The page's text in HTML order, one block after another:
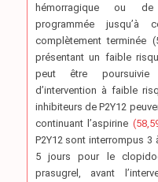
hémorragique ou de
programmée
complètement terminée
présentant un faible
peut être
d’intervention à faible
inhibiteurs de P2Y12
continuant l’aspirine
P2Y12 sont interrompus 3
5 jours pour le
prasugrel, avant